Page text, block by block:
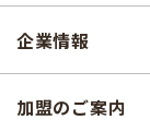
企業情報
加盟のご案内